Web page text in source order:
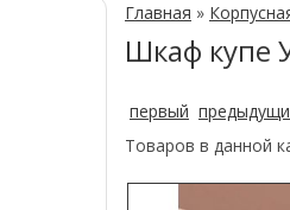
Главная »
Шкаф купе
первый
Товаров в данной